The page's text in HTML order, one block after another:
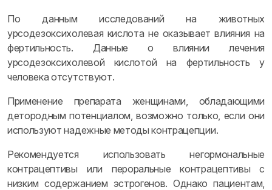
По данным исследований на животных
урсодезоксихолевая кислота не оказывает влияния на
фертильность. Данные о влиянии лечения
урсодезоксихолевой кислотой на фертильность у
человека отсутствуют.
Применение препарата женщинами, обладающими
детородным потенциалом, возможно только, если они
используют надежные методы контрацепции.
Рекомендуется использовать негормональные
контрацептивы или пероральные контрацептивы с
низким содержанием эстрогенов. Однако пациентам,